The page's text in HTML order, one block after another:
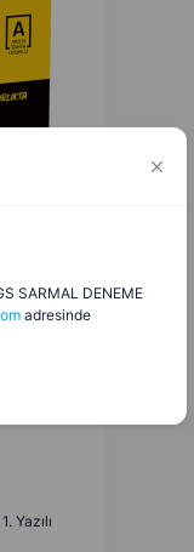
Yazılı
SARMAL DENEME
adresinde